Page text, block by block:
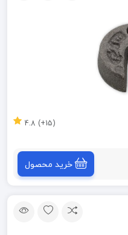
(15+) 4.8
خرید محصول